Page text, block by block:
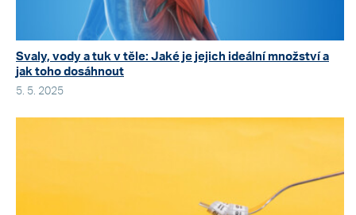
Svaly, vody a tuk v těle: Jaké je jejich ideální množství a
jak toho dosáhnout
5. 5. 2025